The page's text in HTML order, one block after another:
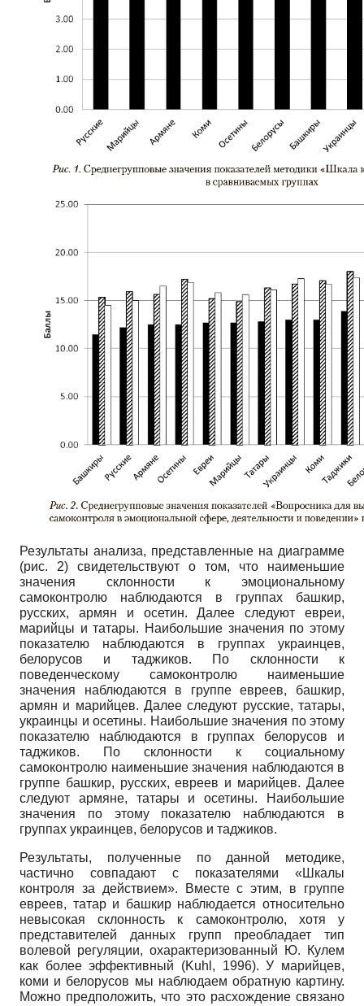
Результаты анализа, представленные на диаграмме
(рис. 2) свидетельствуют о том, что наименьшие
значения склонности к эмоциональному
самоконтролю наблюдаются в группах башкир,
русских, армян и осетин. Далее следуют евреи,
марийцы и татары. Наибольшие значения по этому
показателю наблюдаются в группах украинцев,
белорусов и таджиков. По склонности к
поведенческому самоконтролю наименьшие
значения наблюдаются в группе евреев, башкир,
армян и марийцев. Далее следуют русские, татары,
украинцы и осетины. Наибольшие значения по этому
показателю наблюдаются в группах белорусов и
таджиков. По склонности к социальному
самоконтролю наименьшие значения наблюдаются в
группе башкир, русских, евреев и марийцев. Далее
следуют армяне, татары и осетины. Наибольшие
значения по этому показателю наблюдаются в
группах украинцев, белорусов и таджиков.
Результаты, полученные по данной методике,
частично совпадают с показателями «Шкалы
контроля за действием». Вместе с этим, в группе
евреев, татар и башкир наблюдается относительно
невысокая склонность к самоконтролю, хотя у
представителей данных групп преобладает тип
волевой регуляции, охарактеризованный Ю. Кулем
как более эффективный (Kuhl, 1996). У марийцев,
коми и белорусов мы наблюдаем обратную картину.
Можно предположить, что это расхождение связано